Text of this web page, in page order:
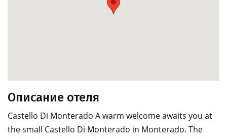
Описание отеля
Castello Di Monterado A warm welcome awaits you at
the small Castello Di Monterado in Monterado. The